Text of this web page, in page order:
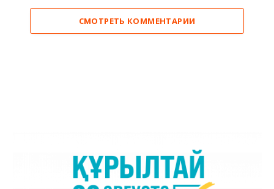
СМОТРЕТЬ КОММЕНТАРИИ